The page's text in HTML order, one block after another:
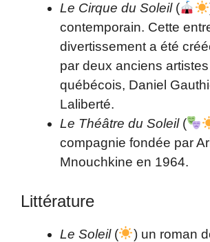
Le Cirque du Soleil(
contemporain. Cette
divertissement a été
par deux anciens
québécois, Daniel
Laliberté.
Le Théâtre du Soleil(
compagnie fondée par
Mnouchkine en 1964.
Littérature
Le Soleil(
) un roman